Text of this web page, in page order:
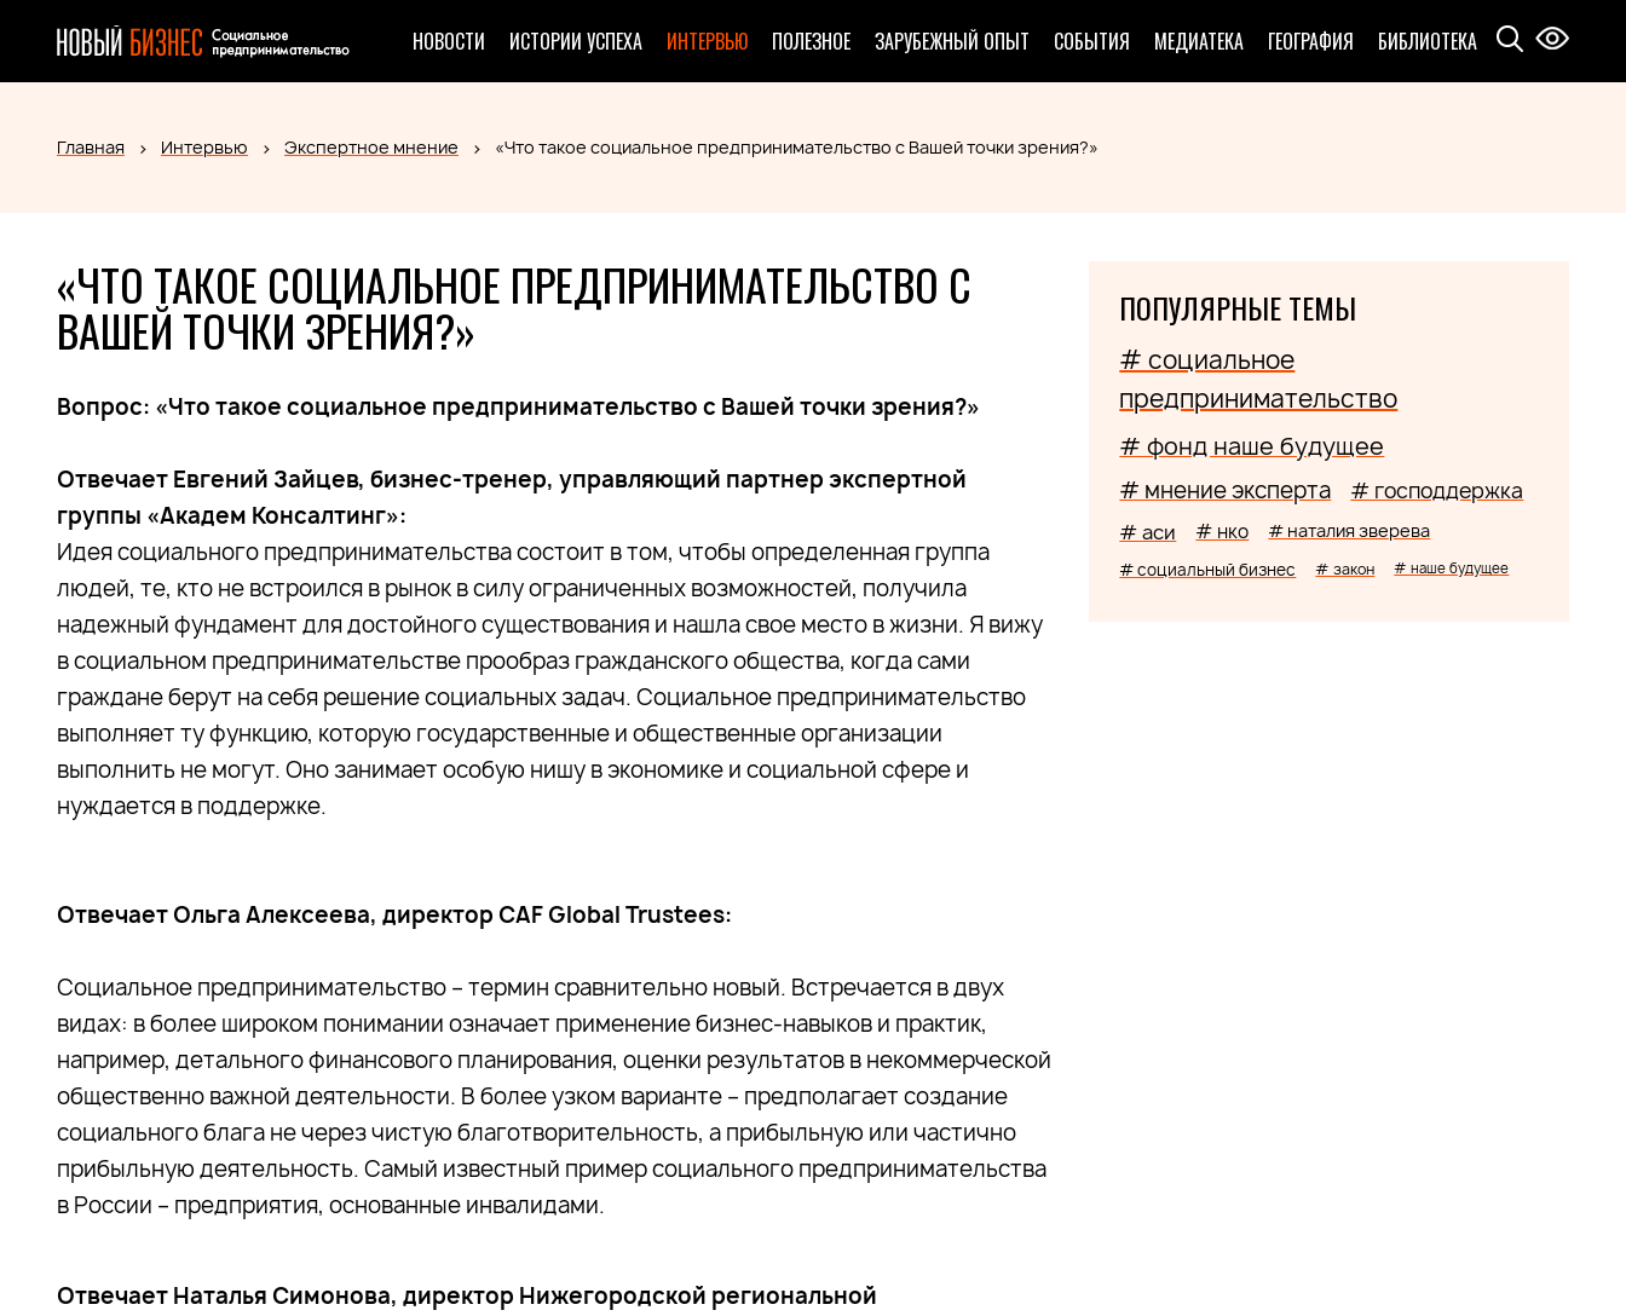
НОВОСТИ ИСТОРИИ УСПЕХА ИНТЕРВЬЮ ПОЛЕЗНОЕ ЗАРУБЕЖНЫЙ ОПЫТ СОБЫТИЯ МЕДИАТЕКА ГЕОГРАФИЯ БИБЛИОТЕКА
Главная Интервью Экспертное мнение «Что такое социальное предпринимательство с Вашей точки зрения?»
«ЧТО ТАКОЕ СОЦИАЛЬНОЕ ПРЕДПРИНИМАТЕЛЬСТВО С
ВАШЕЙ ТОЧКИ ЗРЕНИЯ?»
Вопрос: «Что такое социальное предпринимательство с Вашей точки зрения?»
Отвечает Евгений Зайцев, бизнес-тренер, управляющий партнер экспертной
группы «Академ Консалтинг»:
Идея социального предпринимательства состоит в том, чтобы определенная группа
людей, те, кто не встроился в рынок в силу ограниченных возможностей, получила
надежный фундамент для достойного существования и нашла свое место в жизни. Я вижу
в социальном предпринимательстве прообраз гражданского общества, когда сами
граждане берут на себя решение социальных задач. Социальное предпринимательство
выполняет ту функцию, которую государственные и общественные организации
выполнить не могут. Оно занимает особую нишу в экономике и социальной сфере и
нуждается в поддержке.
Отвечает Ольга Алексеева, директор CAF Global Trustees:
Социальное предпринимательство – термин сравнительно новый. Встречается в двух
видах: в более широком понимании означает применение бизнес-навыков и практик,
например, детального финансового планирования, оценки результатов в некоммерческой
общественно важной деятельности. В более узком варианте – предполагает создание
социального блага не через чистую благотворительность, а прибыльную или частично
прибыльную деятельность. Самый известный пример социального предпринимательства
в России – предприятия, основанные инвалидами.
Отвечает Наталья Симонова, директор Нижегородской региональной
ПОПУЛЯРНЫЕ ТЕМЫ
# социальное
предпринимательство
# фонд наше будущее
# мнение эксперта # господдержка
# аси # нко # наталия зверева
# социальный бизнес # закон # наше будущее